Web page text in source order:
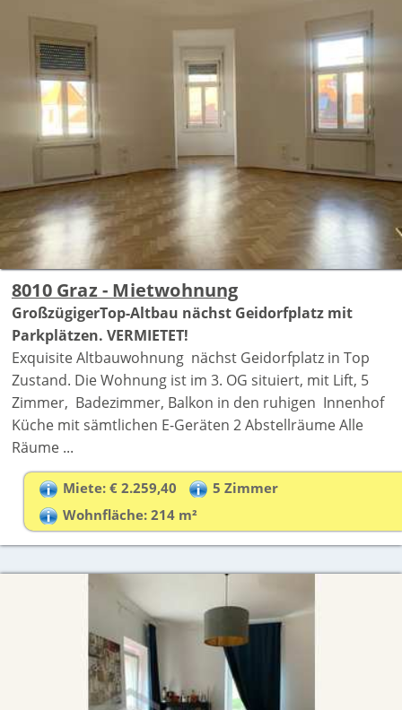
8010 Graz - Mietwohnung
GroßzügigerTop-Altbau nächst Geidorfplatz mit
Parkplätzen. VERMIETET!
Exquisite Altbauwohnung nächst Geidorfplatz in Top
Zustand. Die Wohnung ist im 3. OG situiert, mit Lift, 5
Zimmer, Badezimmer, Balkon in den ruhigen Innenhof
Küche mit sämtlichen E-Geräten 2 Abstellräume Alle
Räume ...
Miete: € 2.259,40
5 Zimmer
Wohnfläche: 214 m²